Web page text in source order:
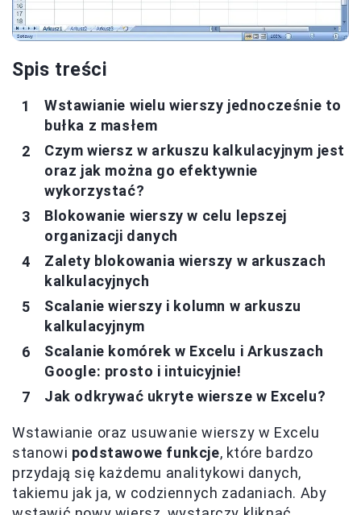
Spis treści
Wstawianie wielu wierszy jednocześnie to
bułka z masłem
Czym wiersz w arkuszu kalkulacyjnym jest
oraz jak można go efektywnie
wykorzystać?
Blokowanie wierszy w celu lepszej
organizacji danych
Zalety blokowania wierszy w arkuszach
kalkulacyjnych
Scalanie wierszy i kolumn w arkuszu
kalkulacyjnym
Scalanie komórek w Excelu i Arkuszach
Google: prosto i intuicyjnie!
Jak odkrywać ukryte wiersze w Excelu?
Wstawianie oraz usuwanie wierszy w Excelu
stanowi podstawowe funkcje, które bardzo
przydają się każdemu analitykowi danych,
takiemu jak ja, w codziennych zadaniach. Aby